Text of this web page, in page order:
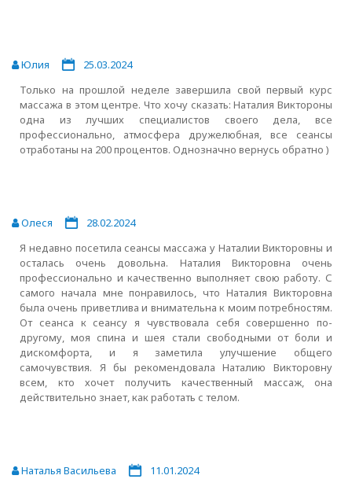
Юлия
25.03.2024
Только на прошлой неделе завершила свой первый курс
массажа в этом центре. Что хочу сказать: Наталия Виктороны
одна из лучших специалистов своего дела, все
профессионально, атмосфера дружелюбная, все сеансы
отработаны на 200 процентов. Однозначно вернусь обратно )
Олеся
28.02.2024
Я недавно посетила сеансы массажа у Наталии Викторовны и
осталась очень довольна. Наталия Викторовна очень
профессионально и качественно выполняет свою работу. С
самого начала мне понравилось, что Наталия Викторовна
была очень приветлива и внимательна к моим потребностям.
От сеанса к сеансу я чувствовала себя совершенно по-
другому, моя спина и шея стали свободными от боли и
дискомфорта, и я заметила улучшение общего
самочувствия. Я бы рекомендовала Наталию Викторовну
всем, кто хочет получить качественный массаж, она
действительно знает, как работать с телом.
Наталья Васильева
11.01.2024